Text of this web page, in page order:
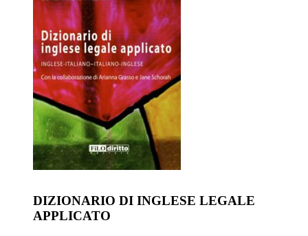
DIZIONARIO DI INGLESE LEGALE
APPLICATO